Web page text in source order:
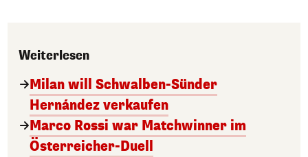
Weiterlesen
Milan will Schwalben-Sünder
Hernández verkaufen
Marco Rossi war Matchwinner im
Österreicher-Duell